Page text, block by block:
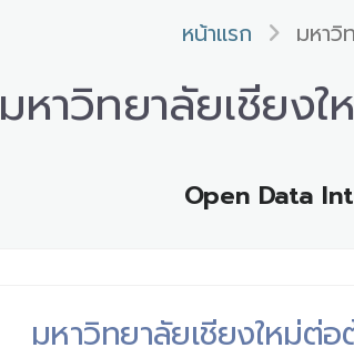
หน้าแรก มหาวิ
มหาวิทยาลัยเชียง
Open Data
มหาวิทยาลัยเชียงใหม่ต่